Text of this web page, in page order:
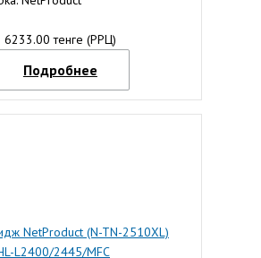
6233.00 тенге (РРЦ)
Подробнее
NetProduct (N-TN-2510XL)
L2400/2445/MFC